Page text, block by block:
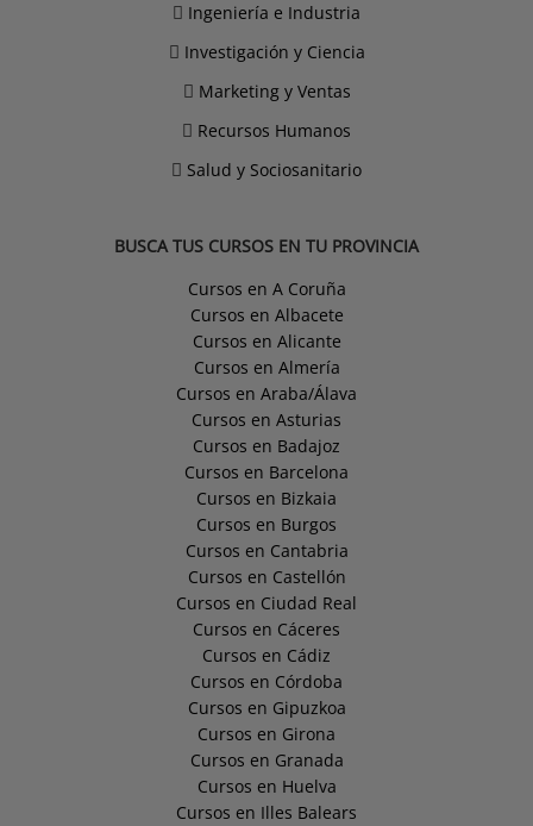
Ingeniería e Industria
Investigación y Ciencia
Marketing y Ventas
Recursos Humanos
Salud y Sociosanitario
BUSCA TUS CURSOS EN TU PROVINCIA
Cursos en A Coruña
Cursos en Albacete
Cursos en Alicante
Cursos en Almería
Cursos en Araba/Álava
Cursos en Asturias
Cursos en Badajoz
Cursos en Barcelona
Cursos en Bizkaia
Cursos en Burgos
Cursos en Cantabria
Cursos en Castellón
Cursos en Ciudad Real
Cursos en Cáceres
Cursos en Cádiz
Cursos en Córdoba
Cursos en Gipuzkoa
Cursos en Girona
Cursos en Granada
Cursos en Huelva
Cursos en Illes Balears